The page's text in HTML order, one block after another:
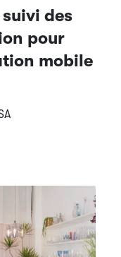
des
pour
mobile